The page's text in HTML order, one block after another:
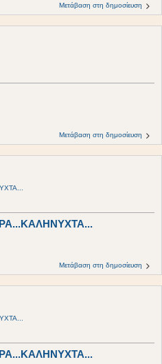
Μετάβαση στη δημοσίευση
Μετάβαση στη δημοσίευση
Μετάβαση στη δημοσίευση